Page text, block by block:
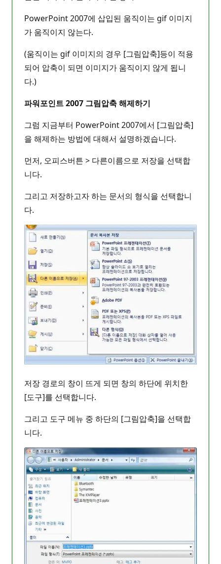
PowerPoint 2007에 삽입된 움직이는 gif 이미지
가 움직이지 않는다.
(움직이는 gif 이미지의 경우 [그림압축]등이 적용
되어 압축이 되면 이미지가 움직이지 않게 됩니
다.)
파워포인트 2007 그림압축 해제하기
그럼 지금부터 PowerPoint 2007에서 [그림압축]
을 해제하는 방법에 대해서 설명하겠습니다.
먼저, 오피스버튼 > 다른이름으로 저장을 선택합
니다.
그리고 저장하고자 하는 문서의 형식을 선택합니
다.
저장 경로의 창이 뜨게 되면 창의 하단에 위치한
[도구]를 선택합니다.
그리고 도구 메뉴 중 하단의 [그림압축]을 선택합
니다.